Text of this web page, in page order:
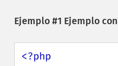
Ejemplo #1 Ejemplo con
<?php